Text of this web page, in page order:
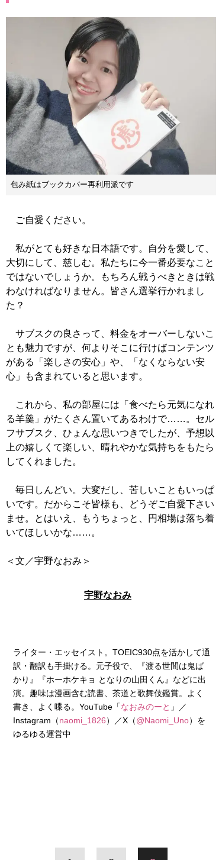
包み紙はブックカバー再利用派です
ご自愛ください。
私がとても好きな日本語です。自分を愛して、
大切にして、慈しむ。私たちに今一番必要なこと
ではないでしょうか。もちろん戦うべきときは戦
わなければなりません。皆さん選挙行かれまし
た？
サブスクの良さって、料金をオーバーしないこ
とも魅力ですが、何よりそこに行けばコンテンツ
がある「楽しさの安心」や、「なくならない安
心」も含まれていると思います。
これから、私の部屋には「食べたら元気になれ
る羊羹」がたくさん置いてあるわけで……。セル
フサブスク、ひょんな思いつきでしたが、予想以
上の嬉しくて楽しい、晴れやかな気持ちをもたら
してくれました。
毎日しんどい。大変だし、苦しいこともいっぱ
いです。だからこそ皆様も、どうぞご自愛下さい
ませ。とはいえ、もうちょっと、円相場は落ち着
いてほしいかな……。
＜文／宇野なおみ＞
宇野なおみ
ライター・エッセイスト。TOEIC930点を活かして通
訳・翻訳も手掛ける。元子役で、『渡る世間は鬼ば
かり』『ホーホケキョ となりの山田くん』などに出
演。趣味は漫画含む読書、茶道と歌舞伎鑑賞。よく
書き、よく喋る。YouTube「なおみのーと 」／
Instagram（naomi_1826）／X（@Naomi_Uno）を
ゆるゆる運営中